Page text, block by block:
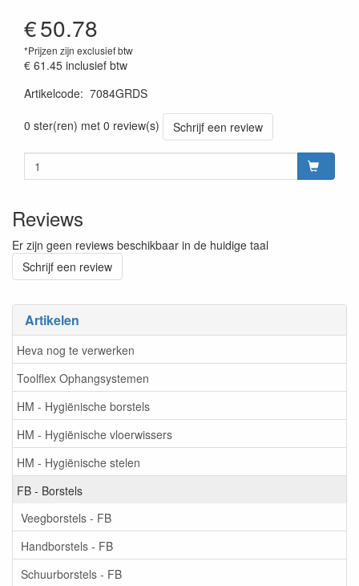
Artikelen
Heva nog te verwerken
Toolflex Ophangsystemen
HM - Hygiënische borstels
HM - Hygiënische vloerwissers
HM - Hygiënische stelen
FB - Borstels
Veegborstels - FB
Handborstels - FB
Schuurborstels - FB
€50.78
*Prijzen zijn exclusief btw
€ 61.45 inclusief btw
Artikelcode: 7084GRDS
0 ster(ren) met 0 review(s)
Schrijf een review
Reviews
Er zijn geen reviews beschikbaar in de huidige taal
Schrijf een review